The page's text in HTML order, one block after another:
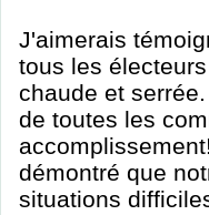
J'aimerais
tous les
chaude et
de toutes les
démontré que
situations